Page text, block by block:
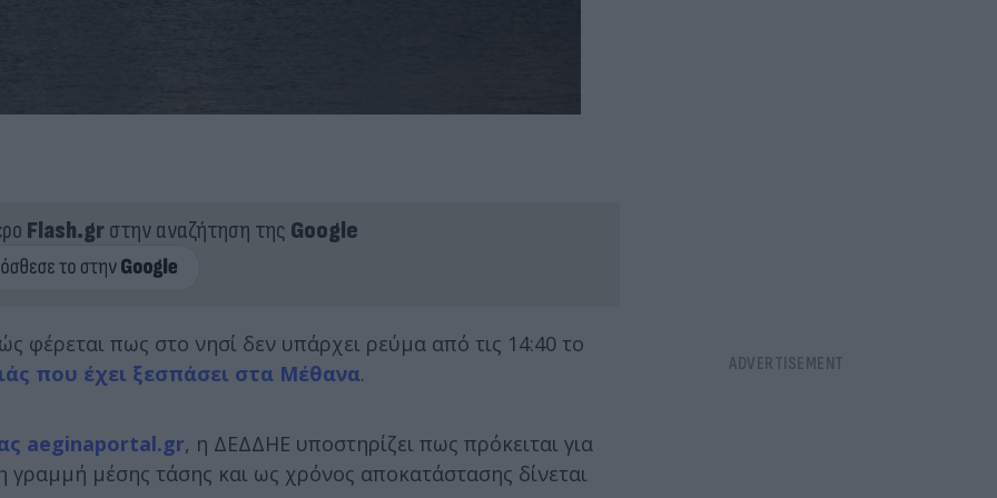
Flash.grστην αναζήτηση της Google
φέρεται πως στο νησί δεν υπάρχει ρεύμα από τις 14:40 το
που έχει ξεσπάσει στα Μέθανα.
aeginaportal.gr, η ΔΕΔΔΗΕ υποστηρίζει πως πρόκειται για
γραμμή μέσης τάσης και ως χρόνος αποκατάστασης δίνεται